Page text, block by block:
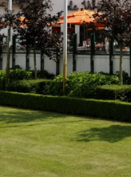
Bijzondere locaties
Buitenlocatie
Duurzame locatie
Groene locatie
Heisessie
Hotel
Hybride events
Industriële locatie
Kasteel en landgoed